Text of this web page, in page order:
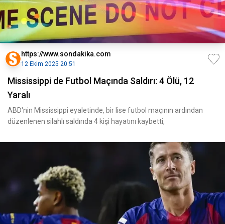
https://www.sondakika.com
12 Ekim 2025 20:51
Mississippi de Futbol Maçında Saldırı: 4 Ölü, 12
Yaralı
ABD'nin Mississippi eyaletinde, bir lise futbol maçının ardından
düzenlenen silahlı saldırıda 4 kişi hayatını kaybetti,